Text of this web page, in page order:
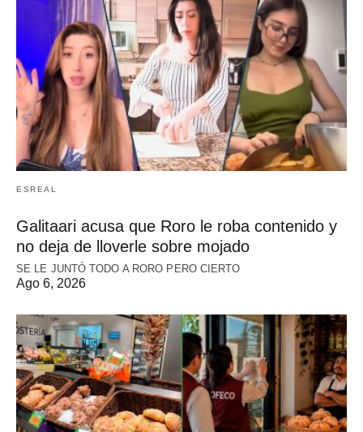
ESREAL
Galitaari acusa que Roro le roba contenido y
no deja de lloverle sobre mojado
SE LE JUNTÓ TODO A RORO PERO CIERTO
Ago 6, 2026